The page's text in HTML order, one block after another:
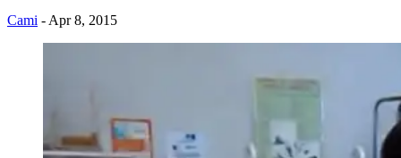
Cami - Apr 8, 2015